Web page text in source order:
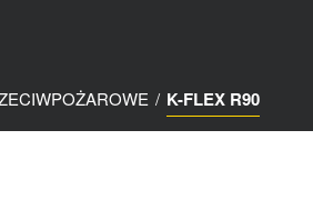
/ K-FLEX R90